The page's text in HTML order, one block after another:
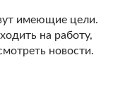
имеющие цели.
на работу,
новости.